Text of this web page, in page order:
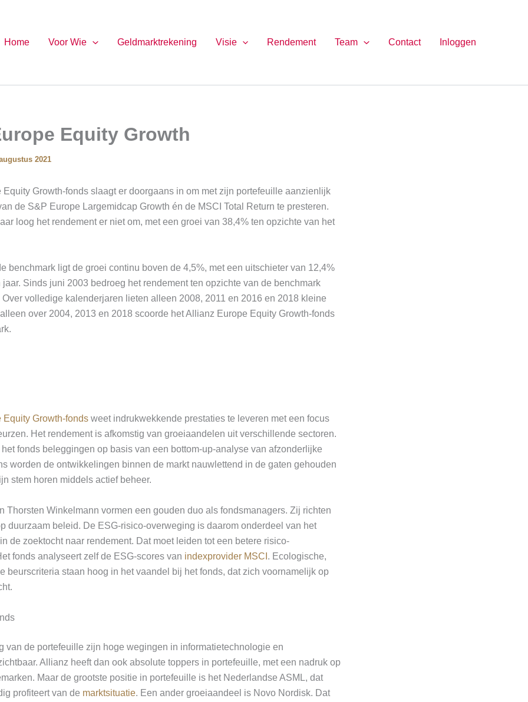
Home Voor Wie Geldmarktrekening Visie Rendement Team Contact Inloggen
Equity Growth
2021
Equity Growth-fonds slaagt er doorgaans in om met zijn portefeuille aanzienlijk
de S&P Europe Largemidcap Growth én de MSCI Total Return te presteren.
loog het rendement er niet om, met een groei van 38,4% ten opzichte van het
benchmark ligt de groei continu boven de 4,5%, met een uitschieter van 12,4%
Sinds juni 2003 bedroeg het rendement ten opzichte van de benchmark
volledige kalenderjaren lieten alleen 2008, 2011 en 2016 en 2018 kleine
over 2004, 2013 en 2018 scoorde het Allianz Europe Equity Growth-fonds
Growth-fonds weet indrukwekkende prestaties te leveren met een focus
Het rendement is afkomstig van groeiaandelen uit verschillende sectoren.
het fonds beleggingen op basis van een bottom-up-analyse van afzonderlijke
worden de ontwikkelingen binnen de markt nauwlettend in de gaten gehouden
stem horen middels actief beheer.
Thorsten Winkelmann vormen een gouden duo als fondsmanagers. Zij richten
duurzaam beleid. De ESG-risico-overweging is daarom onderdeel van het
de zoektocht naar rendement. Dat moet leiden tot een betere risico-
fonds analyseert zelf de ESG-scores van indexprovider MSCI . Ecologische,
beurscriteria staan hoog in het vaandel bij het fonds, dat zich voornamelijk op
van de portefeuille zijn hoge wegingen in informatietechnologie en
Allianz heeft dan ook absolute toppers in portefeuille, met een nadruk op
Maar de grootste positie in portefeuille is het Nederlandse ASML, dat
profiteert van de marktsituatie. Een ander groeiaandeel is Novo Nordisk. Dat